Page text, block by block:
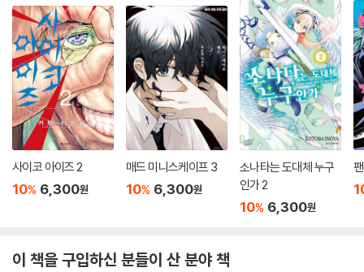
사이코 아이즈 2
10% 6,300원
매드 미니스케이프 3
10% 6,300원
소나타는 도대체 누구
인가 2
10% 6,300원
이 책을 구입하신 분들이 산 분야 책